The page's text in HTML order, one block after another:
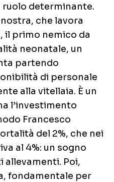
determinante.
che lavora
il primo nemico da
neonatale, un
partendo
di personale
alla vitellaia. È un
l’investimento
Francesco
del 2%, che nei
al 4%: un sogno
Poi,
fondamentale per